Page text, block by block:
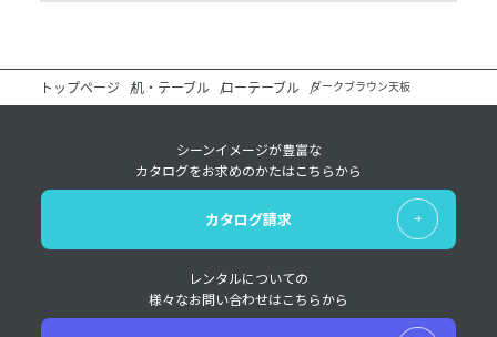
トップページ 机・テーブル ローテーブル ダークブラウン天板
シーンイメージが豊富な
カタログをお求めのかたはこちらから
カタログ請求
レンタルについての
様々なお問い合わせはこちらから